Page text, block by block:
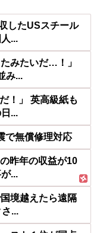
したUSスチール
...
みたいだ…！」
み...
！」 英高級紙も
...
で無償修理対応
昨年の収益が10
...
境越えたら遠隔
...